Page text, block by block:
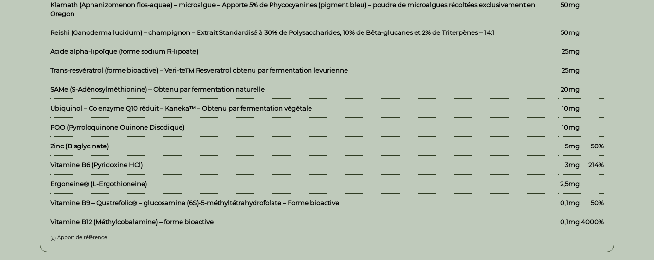
Klamath (Aphanizomenon flos-aquae) – microalgue – Apporte 5% de Phycocyanines (pigment bleu) – poudre de microalgues récoltées exclusivement en
Oregon
50mg
Reishi (Ganoderma lucidum) – champignon – Extrait Standardisé à 30% de Polysaccharides, 10% de Bêta-glucanes et 2% de Triterpènes – 14:1 50mg
Acide alpha-lipoïque (forme sodium R-lipoate) 25mg
Trans-resvératrol (forme bioactive) – Veri-teTM Resveratrol obtenu par fermentation levurienne 25mg
SAMe (S-Adénosylméthionine) – Obtenu par fermentation naturelle 20mg
Ubiquinol – Co enzyme Q10 réduit – Kaneka™ – Obtenu par fermentation végétale 10mg
PQQ (Pyrroloquinone Quinone Disodique) 10mg
Zinc (Bisglycinate) 5mg 50%
Vitamine B6 (Pyridoxine HCl) 3mg 214%
Ergoneine® (L-Ergothioneine) 2,5mg
Vitamine B9 – Quatrefolic®– glucosamine (6S)-5-méthyltétrahydrofolate – Forme bioactive 0,1mg 50%
Vitamine B12 (Méthylcobalamine) – forme bioactive 0,1mg4000%
(a) Apport de référence.